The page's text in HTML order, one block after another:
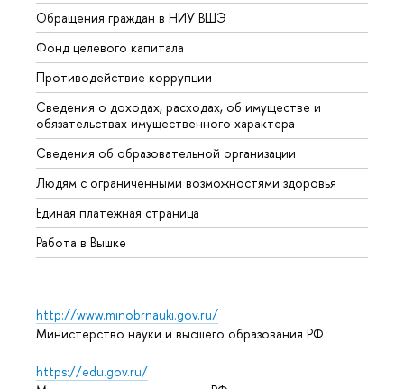
Обращения граждан в НИУ ВШЭ
Фонд целевого капитала
Противодействие коррупции
Сведения о доходах, расходах, об имуществе и
обязательствах имущественного характера
Сведения об образовательной организации
Людям с ограниченными возможностями здоровья
Единая платежная страница
Работа в Вышке
http://www.minobrnauki.gov.ru/
Министерство науки и высшего образования РФ
https://edu.gov.ru/